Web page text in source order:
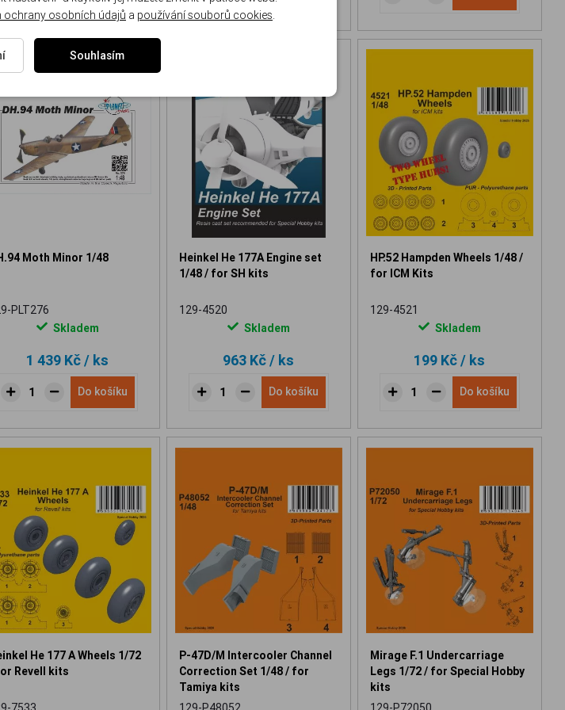
NOVINKA
Moth Minor 1/48
PLT276
Skladem
1 439 Kč/ ks
Do košíku
Heinkel He 177A Engine set
1/48 / for SH kits
129-4520
Skladem
963 Kč/ ks
Do košíku
HP.52 Hampden Wheels 1/48 /
for ICM Kits
129-4521
Skladem
199 Kč/ ks
Do košíku
He 177 A Wheels 1/72
Revell kits
P-47D/M Intercooler Channel
Correction Set 1/48 / for
Tamiya kits
Mirage F.1 Undercarriage
Legs 1/72 / for Special Hobby
kits
ochrany osobních údajů a používání souborů cookies.
Souhlasím